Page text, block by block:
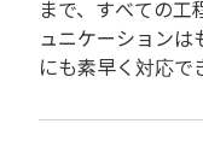
まで、すべての工
ュニケーション
にも素早く対応で